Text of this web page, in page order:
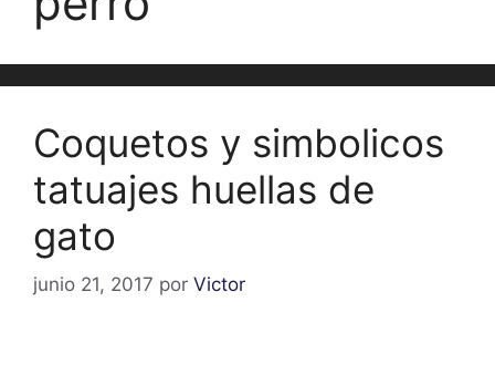
Coquetos y simbolicos
tatuajes huellas de
gato
junio 21, 2017 por Victor